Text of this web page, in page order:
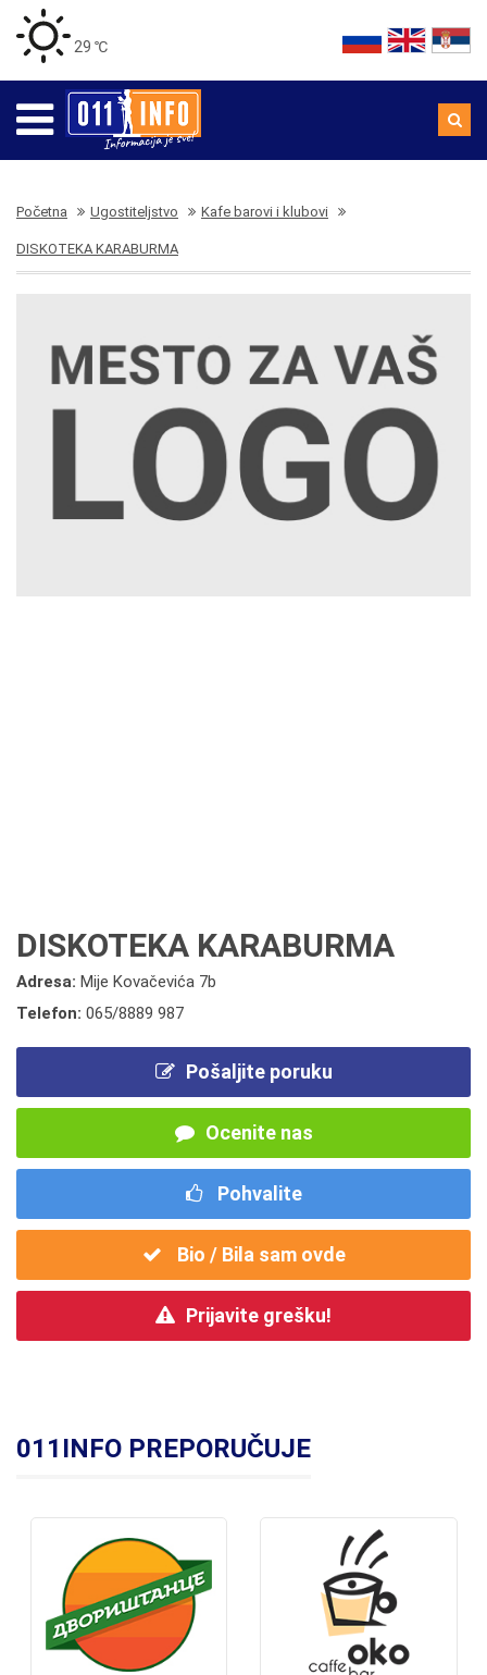
29 ℃
Početna Ugostiteljstvo Kafe barovi i klubovi
DISKOTEKA KARABURMA
DISKOTEKA KARABURMA
Adresa: Mije Kovačevića 7b
Telefon: 065/8889 987
Pošaljite poruku
Ocenite nas
Pohvalite
Bio / Bila sam ovde
Prijavite grešku!
011INFO PREPORUČUJE